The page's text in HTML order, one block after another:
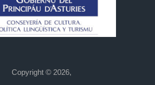
Copyright © 2026,